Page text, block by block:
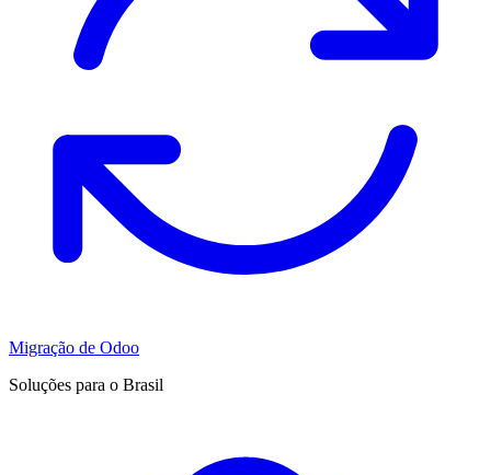
Migração de Odoo
Soluções para o Brasil